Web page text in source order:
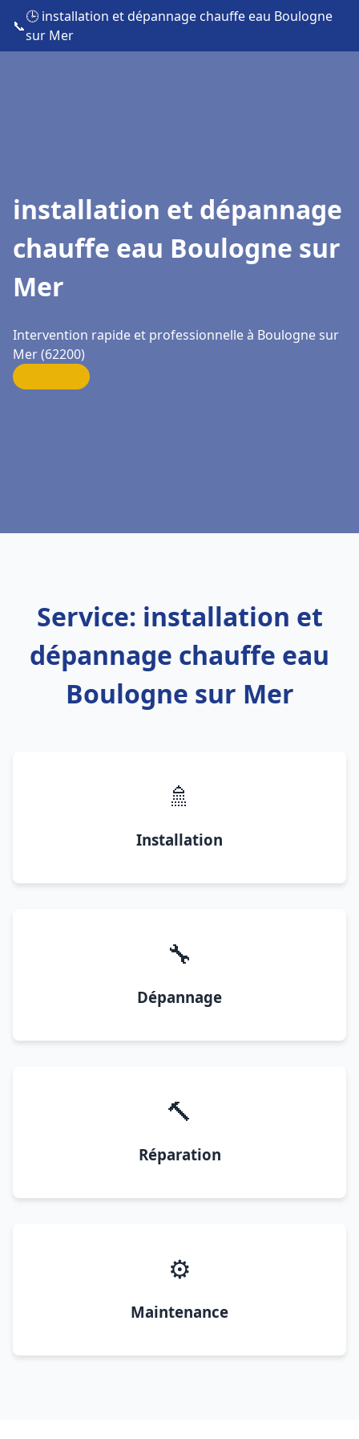
📞
🕒 installation et dépannage chauffe eau Boulogne
sur Mer
installation et dépannage
chauffe eau Boulogne sur
Mer
Intervention rapide et professionnelle à Boulogne sur
Mer (62200)
Service: installation et
dépannage chauffe eau
Boulogne sur Mer
🚿
Installation
🔧
Dépannage
🔨
Réparation
⚙️
Maintenance